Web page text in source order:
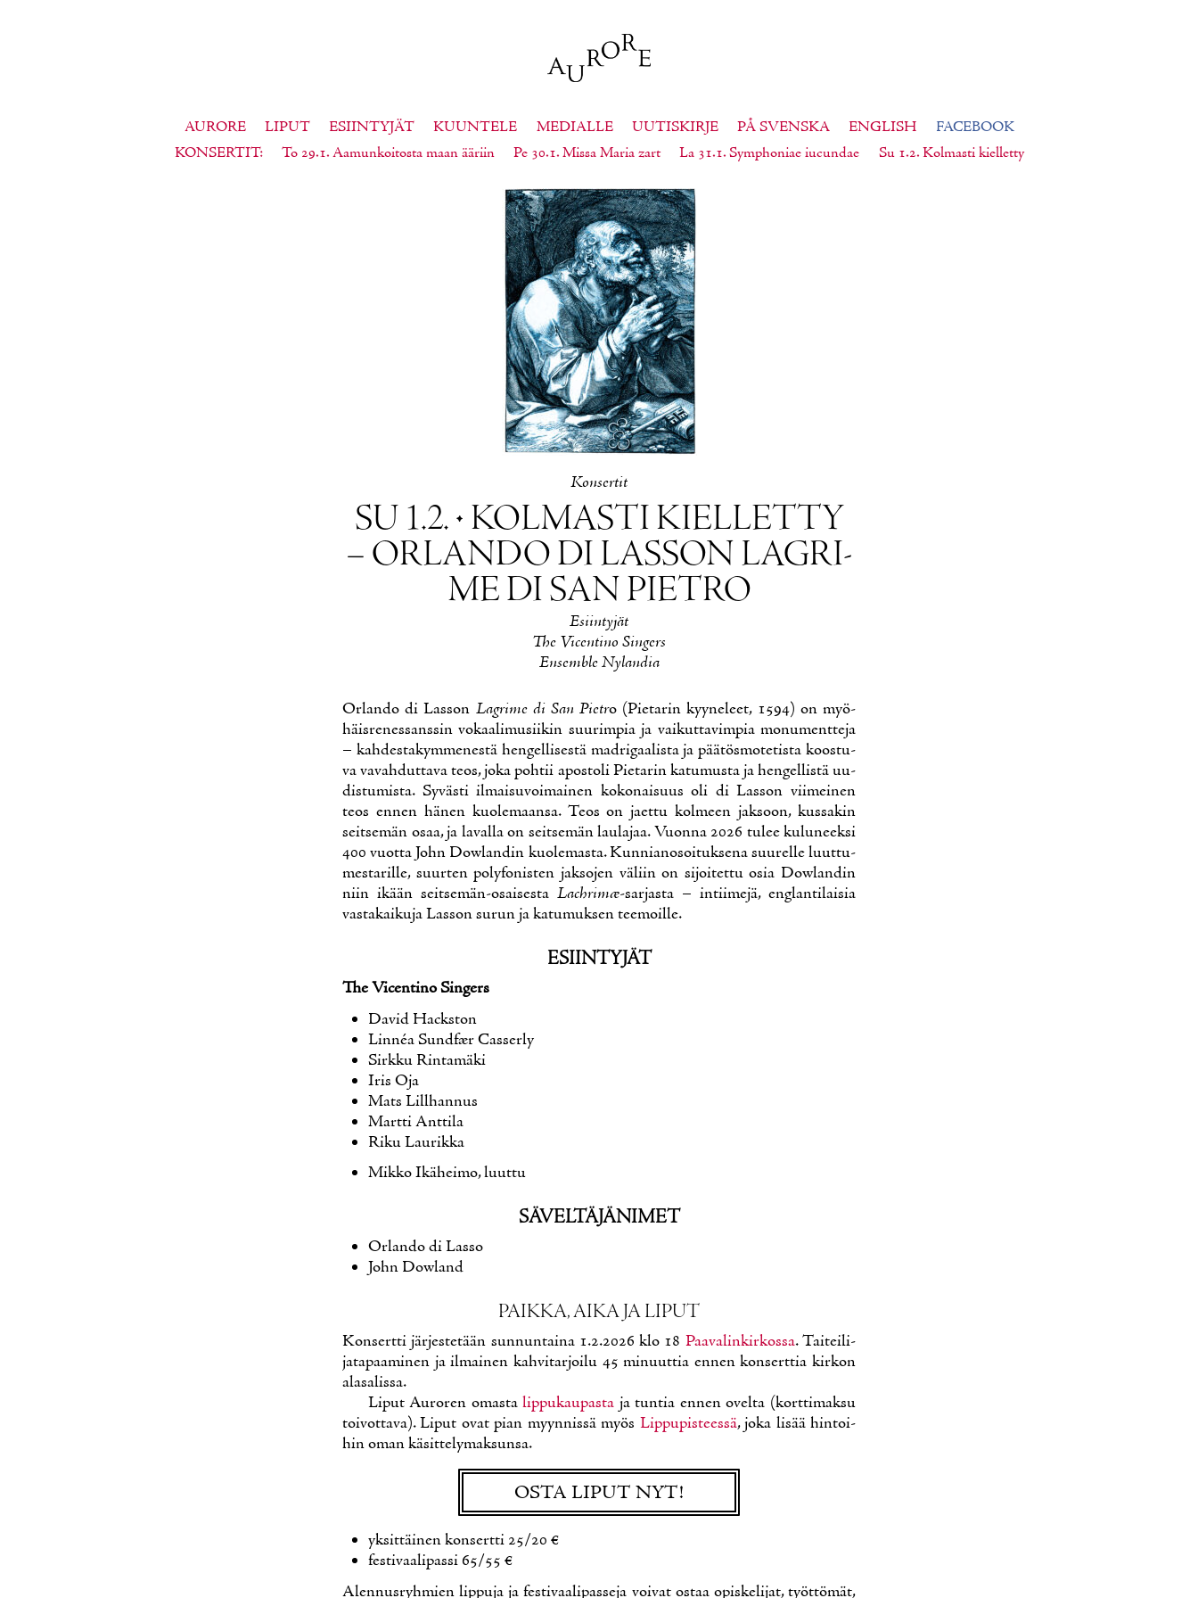
AURORE LIPUT ESIINTYJÄT KUUNTELE MEDIALLE UUTISKIRJE PÅ SVENSKA ENGLISH
FACEBOOK
KONSERTIT
To 29.1. Aamunkoitosta maan ääriin Pe 30.1. Missa Maria zart La 31.1. Symphoniae iucundae Su 1.2. Kolmasti kielletty
Kon­ser­tit
SU 1.2. • KOL­MAS­TI KIEL­LET­TY
– OR­LAN­DO DI LAS­SON LAGRI­
ME DI SAN PIET­RO
Esiin­ty­jät
The Vicen­ti­no Sin­gers
En­semble Ny­lan­dia
Or­lan­do di Las­son Lagri­me di San Pietro (Pie­ta­rin kyy­ne­leet, 1594) on myö­
häis­re­nes­sans­sin vo­kaa­li­musii­kin suu­rim­pia ja vai­kut­ta­vim­pia mo­nu­ment­te­ja
– kah­des­ta­kym­me­nes­tä hen­gel­li­ses­tä madri­gaa­lis­ta ja pää­tös­mo­te­tis­ta koos­tu­
va va­vah­dut­ta­va teos, jo­ka poh­tii apos­to­li Pie­ta­rin ka­tu­mus­ta ja hen­gel­lis­tä uu­
dis­tu­mis­ta. Sy­väs­ti il­mai­su­voi­mai­nen ko­ko­nai­suus oli di Las­son vii­mei­nen
teos en­nen hä­nen kuo­le­maan­sa. Teos on jaet­tu kol­meen jak­soon, kus­sa­kin
seit­se­män osaa, ja la­val­la on seit­se­män lau­la­jaa. Vuon­na 2026 tu­lee ku­lu­neek­si
400 vuot­ta John Dow­lan­din kuo­le­mas­ta. Kun­nia­no­soi­tuk­se­na suu­rel­le luut­tu­
mes­ta­ril­le, suur­ten po­ly­fo­nis­ten jak­so­jen vä­liin on si­joi­tet­tu osia Dow­lan­din
niin ikään seit­se­män-osai­ses­ta Lachrimæ-sar­jas­ta – in­tii­me­jä, englan­ti­lai­sia
vas­ta­kai­ku­ja Las­son su­run ja ka­tu­muk­sen tee­moil­le.
ESIIN­TY­JÄT
The Vicen­ti­no Sin­gers
Da­vid Hacks­ton
Linnéa Sundfær Cas­ser­ly
Sirk­ku Rin­ta­mä­ki
Iris Oja
Mats Lill­han­nus
Mart­ti Ant­ti­la
Ri­ku Lau­rik­ka
Mik­ko Ikä­hei­mo, luut­tu
SÄ­VEL­TÄ­JÄ­NI­MET
Or­lan­do di Las­so
John Dow­land
PAIK­KA, AI­KA JA LI­PUT
Kon­sert­ti jär­jes­te­tään sun­nun­tai­na 1.2.2026 klo 18 Paa­va­lin­kir­kos­sa. Tai­tei­li­
ja­ta­paa­mi­nen ja il­mai­nen kah­vi­tar­joi­lu 45 mi­nuut­tia en­nen kon­sert­tia kir­kon
ala­sa­lis­sa.
Li­put Au­ro­ren omas­talip­pu­kau­pas­ta ja tun­tia en­nen ovel­ta (kort­ti­mak­su
toi­vot­ta­va). Li­put ovat pian myyn­nis­sä myös Lip­pu­pis­tees­sä, jo­ka li­sää hin­toi­
hin oman kä­sit­te­ly­mak­sun­sa.
OS­TA LI­PUT NYT!
yk­sit­täi­nen kon­sert­ti 25/20 €
fes­ti­vaa­li­pas­si 65/55 €
Alen­nus­ryh­mien lip­pu­ja ja fes­ti­vaa­li­pas­se­ja voi­vat os­taa opis­ke­li­jat, työt­tö­mät,